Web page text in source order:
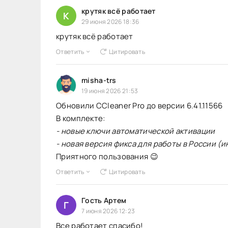
К крутяк всё работает
29 июня 2026 18:36
крутяк всё работает
Ответить Цитировать
misha-trs
19 июня 2026 21:53
Обновили CCleaner Pro до версии 6.41.11566
В комплекте:
- новые ключи автоматической активации
- новая версия фикса для работы в России
Приятного пользования 😉
Ответить Цитировать
Г Гость Артем
7 июня 2026 12:23
Все работает спасибо!